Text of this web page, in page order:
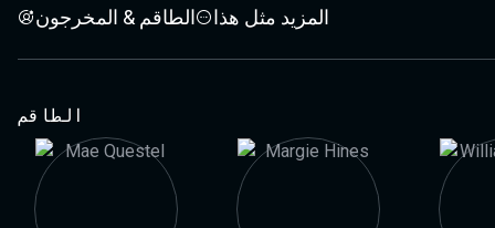
الطاقم & المخرجون المزيد مثل هذا
الطاقم